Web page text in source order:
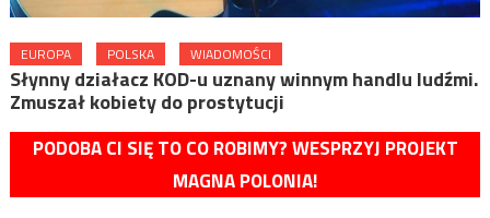
EUROPA POLSKA WIADOMOŚCI
Słynny działacz KOD-u uznany winnym handlu ludźmi.
Zmuszał kobiety do prostytucji
PODOBA CI SIĘ TO CO ROBIMY? WESPRZYJ PROJEKT
MAGNA POLONIA!